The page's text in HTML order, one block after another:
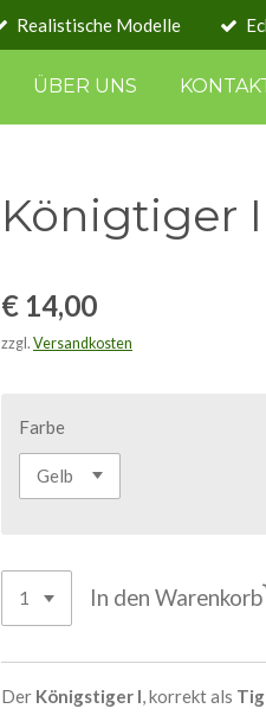
Realistische Modelle
ÜBER UNS
Königtiger I
€ 14,00
zzgl. Versandkosten
Farbe
In den Warenkorb
Der Königstiger I, korrekt als